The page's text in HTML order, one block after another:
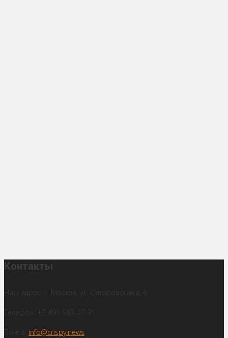
Контакты
Наш адрес: г. Москва, ул. Суворовская д. 6
Телефон: +7 495 963-27-31
Почта: info@crispy.news